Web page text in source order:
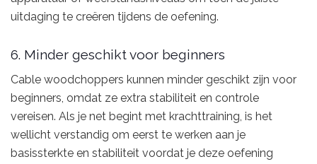
uitdaging te creëren tijdens de oefening.
6. Minder geschikt voor beginners
Cable woodchoppers kunnen minder geschikt zijn voor
beginners, omdat ze extra stabiliteit en controle
vereisen. Als je net begint met krachttraining, is het
wellicht verstandig om eerst te werken aan je
basissterkte en stabiliteit voordat je deze oefening